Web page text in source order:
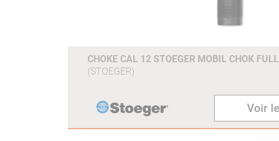
CHOKE CAL 12 STOEGER MOBIL CHOK
(STOEGER)
Voir